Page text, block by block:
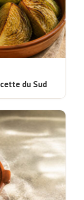
du Sud